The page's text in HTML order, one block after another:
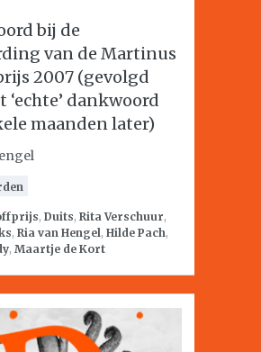
bij de
van de Martinus
2007 (gevolgd
‘echte’ dankwoord
maanden later)
, Duits, Rita Verschuur,
, Ria van Hengel, Hilde Pach,
, Maartje de Kort